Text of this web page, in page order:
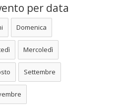
per data
Domenica
Mercoledì
Settembre